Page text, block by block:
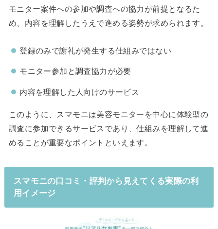
モニター案件への参加や調査への協力が前提となるた
め、内容を理解したうえで進める姿勢が求められます。
登録のみで謝礼が発生する仕組みではない
モニター参加と調査協力が必要
内容を理解した人向けのサービス
このように、スマモニは美容モニターを中心に体験型の
調査に参加できるサービスであり、仕組みを理解して進
めることが重要なポイントといえます。
スマモニの口コミ・評判から見えてくる実際の利
用イメージ